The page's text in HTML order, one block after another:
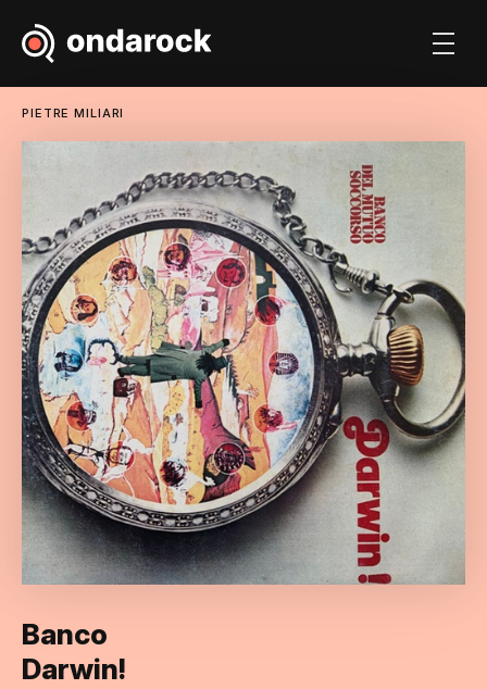
PIETRE MILIARI
Banco
Darwin!